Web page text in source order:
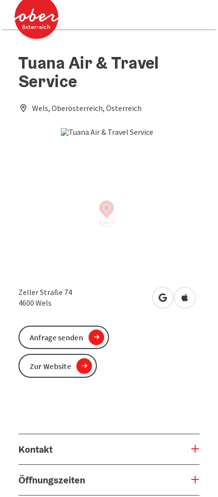
Zum Inhalt
Zum Seitenanfang
Tuana Air & Travel
Service
Wels, Oberösterreich, Österreich
Zeller Straße 74
4600 Wels in Googlein Apple
Kontakt
Öffnungszeiten
Anfrage senden
Zur Website